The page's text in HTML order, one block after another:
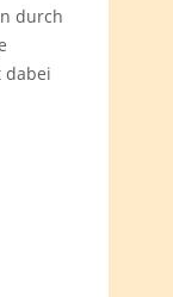
durch
dabei